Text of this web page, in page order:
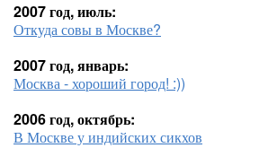
2007 год, июль:
Откуда совы в Москве?
2007 год, январь:
Москва - хороший город! :))
2006 год, октябрь:
В Москве у индийских сикхов